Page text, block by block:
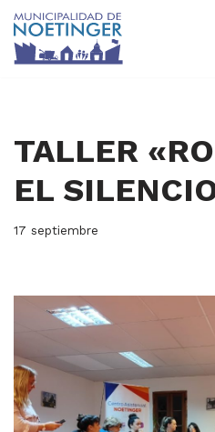
Saltar
TALLER
EL
17 septiembre